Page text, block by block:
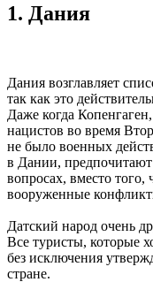
1. Дания
Дания возглавляет
так как это
Даже когда
нацистов во время
не было военных
в Дании, предпочитают
вопросах, вместо того,
вооруженные
Датский народ очень
Все туристы, которые
без исключения
стране.